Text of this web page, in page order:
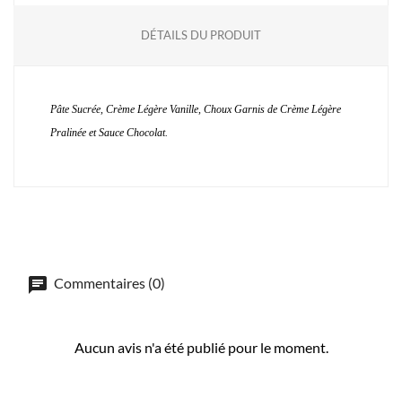
DÉTAILS DU PRODUIT
Pâte Sucrée, Crème Légère Vanille, Choux Garnis de Crème Légère
Pralinée et Sauce Chocolat.
Commentaires (0)
Aucun avis n'a été publié pour le moment.